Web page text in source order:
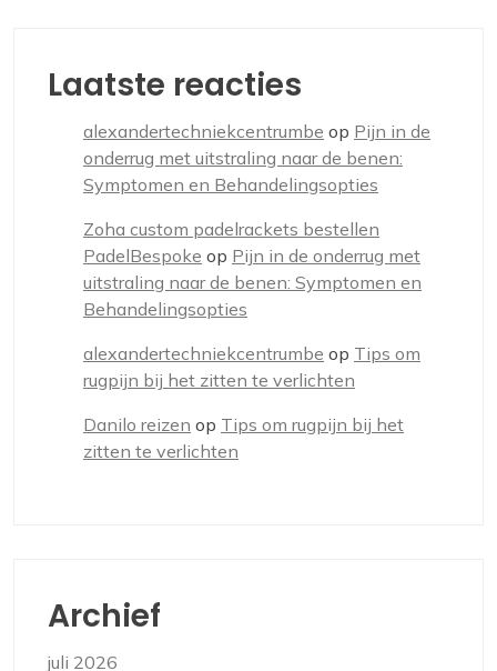
Laatste reacties
alexandertechniekcentrumbe op Pijn in de
onderrug met uitstraling naar de benen:
Symptomen en Behandelingsopties
Zoha custom padelrackets bestellen
PadelBespoke op Pijn in de onderrug met
uitstraling naar de benen: Symptomen en
Behandelingsopties
alexandertechniekcentrumbe op Tips om
rugpijn bij het zitten te verlichten
Danilo reizen op Tips om rugpijn bij het
zitten te verlichten
Archief
juli 2026